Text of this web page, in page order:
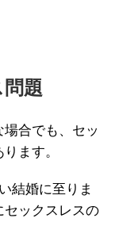
題
合でも、セッ
ます。
結婚に至りま
セックスレスの